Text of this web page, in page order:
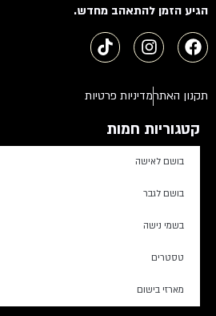
הגיע הזמן להתאהב מחדש.
תקנון האתרמדיניות פרטיות
קטגוריות חמות
בושם לאישה
בושם לגבר
בשמי נישה
טסטרים
מארזי בישום